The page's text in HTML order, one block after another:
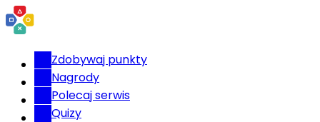
Zdobywaj punkty
Nagrody
Polecaj serwis
Quizy